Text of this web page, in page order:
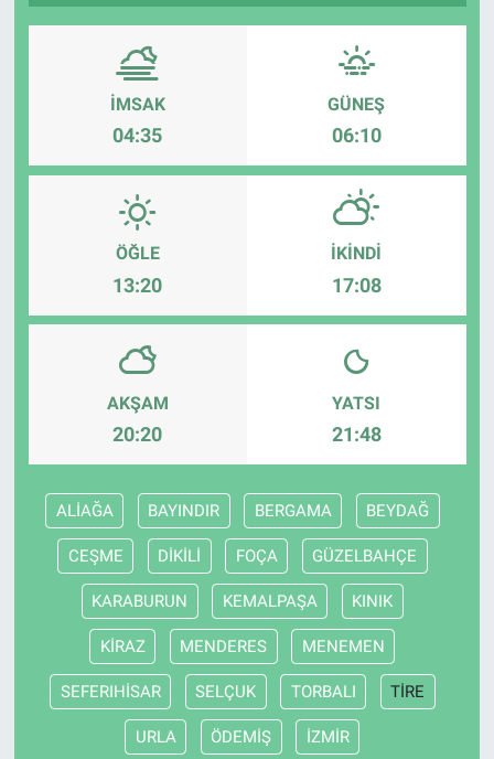
İMSAK
04:35
GÜNEŞ
06:10
ÖĞLE
13:20
İKINDI
17:08
AKŞAM
20:20
YATSI
21:48
ALİAĞA BAYINDIR BERGAMA BEYDAĞ
CEŞME DİKİLİ FOÇA GÜZELBAHÇE
KARABURUN KEMALPAŞA KINIK
KİRAZ MENDERES MENEMEN
SEFERIHİSAR SELÇUK TORBALI TİRE
URLA ÖDEMİŞ İZMİR